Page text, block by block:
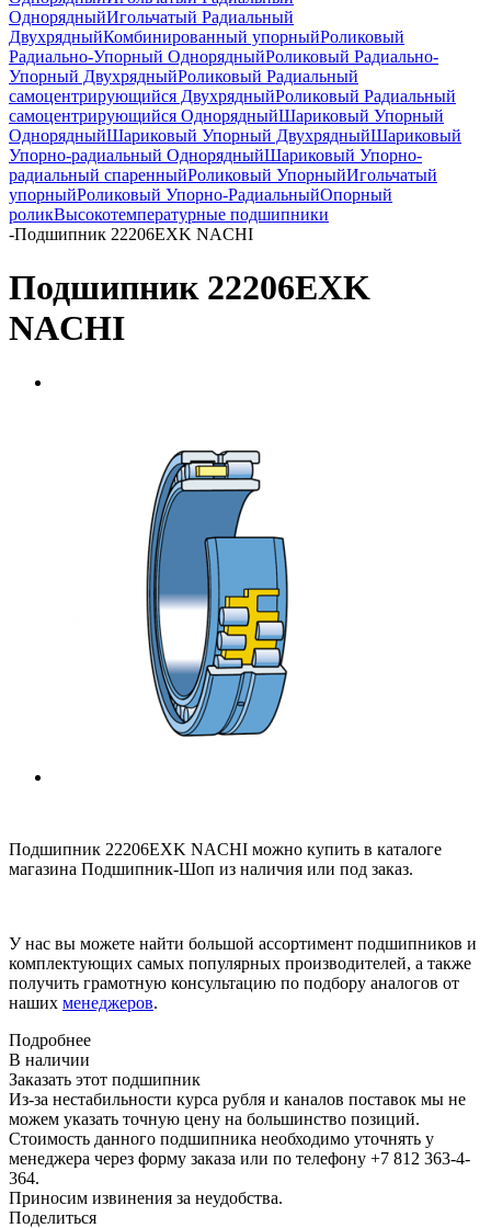
ОднорядныйИгольчатый Радиальный
ДвухрядныйКомбинированный упорныйРоликовый
Радиально-Упорный ОднорядныйРоликовый Радиально-
Упорный ДвухрядныйРоликовый Радиальный
самоцентрирующийся ДвухрядныйРоликовый Радиальный
самоцентрирующийся ОднорядныйШариковый Упорный
ОднорядныйШариковый Упорный ДвухрядныйШариковый
Упорно-радиальный ОднорядныйШариковый Упорно-
радиальный спаренныйРоликовый УпорныйИгольчатый
упорныйРоликовый Упорно-РадиальныйОпорный
роликВысокотемпературные подшипники
-Подшипник 22206EXK NACHI
Подшипник 22206EXK
NACHI
Подшипник 22206EXK NACHI можно купить в каталоге
магазина Подшипник-Шоп из наличия или под заказ.
У нас вы можете найти большой ассортимент подшипников и
комплектующих самых популярных производителей, а также
получить грамотную консультацию по подбору аналогов от
наших менеджеров.
Подробнее
В наличии
Заказать этот подшипник
Из-за нестабильности курса рубля и каналов поставок мы не
можем указать точную цену на большинство позиций.
Стоимость данного подшипника необходимо уточнять у
менеджера через форму заказа или по телефону +7 812 363-4-
364.
Приносим извинения за неудобства.
Поделиться